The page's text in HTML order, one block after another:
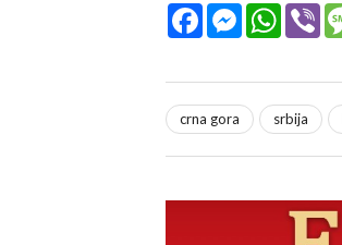
FacebookMessenger
crna gora srbija